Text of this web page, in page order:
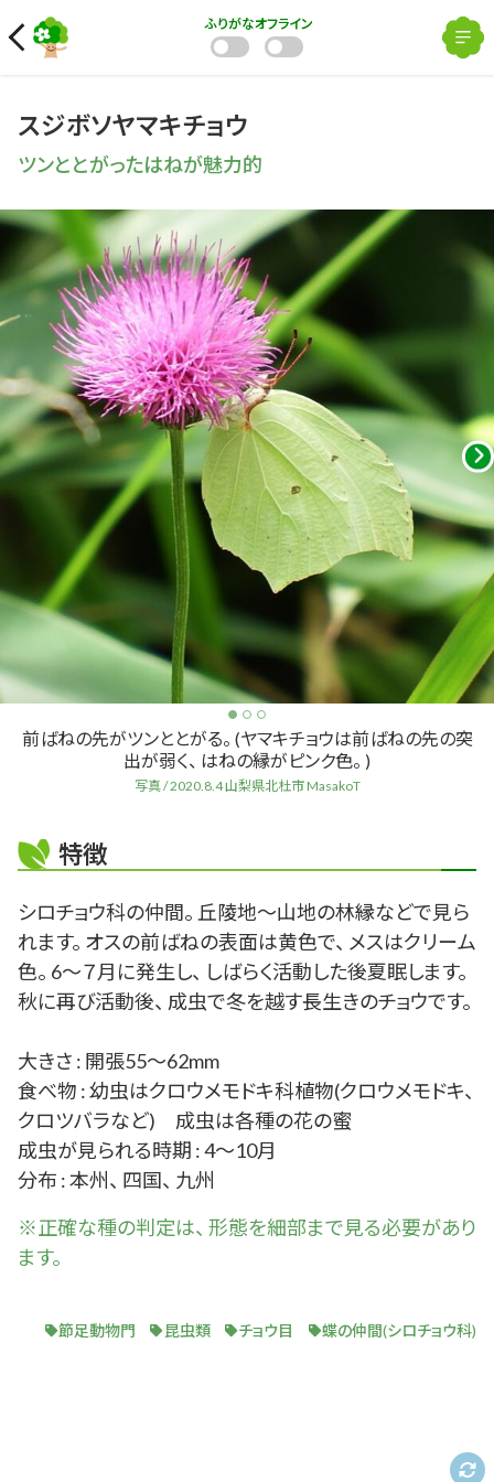
ふりがなオフライン
スジボソヤマキチョウ
ツンととがったはねが魅力的
前ばねの先がツンととがる。 (ヤマキチョウは前ばねの先の突
出が弱く、 はねの縁がピンク色。 )
写真 / 2020.8.4 山梨県北杜市 MasakoT
特徴
シロチョウ科の仲間。 丘陵地～山地の林縁などで見ら
れます。 オスの前ばねの表面は黄色で、 メスはクリーム
色。 6～７月に発生し、 しばらく活動した後夏眠します。
秋に再び活動後、 成虫で冬を越す長生きのチョウです。
大きさ : 開張55～62mm
食べ物 : 幼虫はクロウメモドキ科植物(クロウメモドキ、
クロツバラなど) 成虫は各種の花の蜜
成虫が見られる時期 : 4～10月
分布 : 本州、 四国、 九州
※正確な種の判定は、 形態を細部まで見る必要があり
ます。
節足動物門 昆虫類 チョウ目 蝶の仲間(シロチョウ科)